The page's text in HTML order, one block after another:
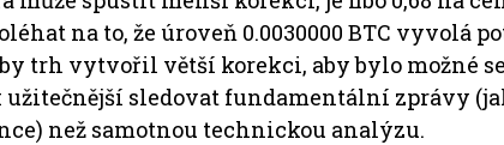
na to, že úroveň 0.0030000 BTC vyvolá
trh vytvořil větší korekci, aby bylo možné
sledovat fundamentální zprávy
než samotnou technickou analýzu.